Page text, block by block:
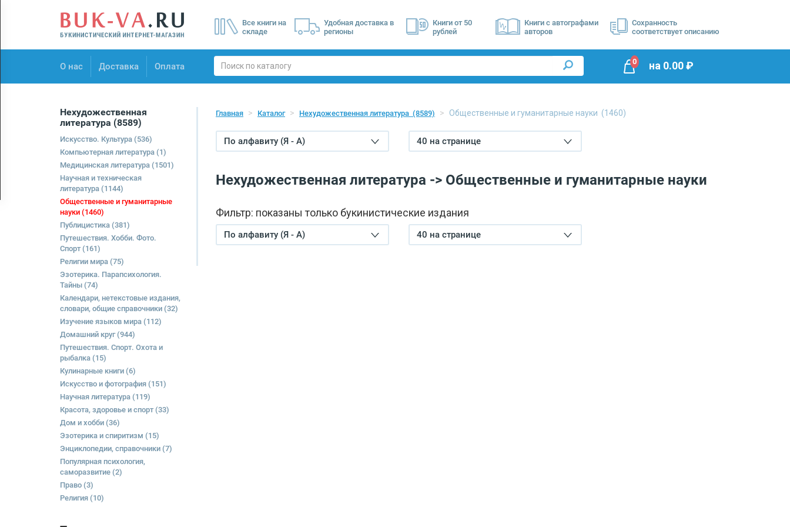
Все книги на
складе
Удобная доставка в
регионы
Книги от 50
рублей
Книги с автографами
авторов
Сохранность
соответствует описанию
О нас Доставка Оплата
О нас
0 на 0.00₽
Нехудожественная
литература (8589)
Искусство. Культура (536)
Компьютерная литература (1)
Медицинская литература (1501)
Научная и техническая
литература (1144)
Общественные и гуманитарные
науки (1460)
Публицистика (381)
Путешествия. Хобби. Фото.
Спорт(161)
Религии мира (75)
Эзотерика. Парапсихология.
Тайны (74)
Календари, нетекстовые издания,
словари, общие справочники (32)
Изучение языков мира (112)
Домашний круг(944)
Путешествия. Спорт. Охота и
рыбалка (15)
Кулинарные книги (6)
Искусство и фотография (151)
Научная литература (119)
Красота, здоровье и спорт(33)
Дом и хобби (36)
Эзотерика и спиритизм (15)
Энциклопедии, справочники (7)
Популярная психология,
саморазвитие (2)
Право (3)
Религия (10)
Главная Каталог Нехудожественная литература (8589) Общественные и гуманитарные науки (1460)
По алфавиту (Я - А) 40 на странице
Нехудожественная литература -> Общественные и гуманитарные науки
Фильтр: показаны только букинистические издания
По алфавиту (Я - А) 40 на странице